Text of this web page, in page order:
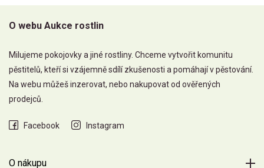
O webu Aukce rostlin
Milujeme pokojovky a jiné rostliny. Chceme vytvořit komunitu
pěstitelů, kteří si vzájemně sdílí zkušenosti a pomáhají v pěstování.
Na webu můžeš inzerovat, nebo nakupovat od ověřených
prodejců.
Facebook Instagram
O nákupu